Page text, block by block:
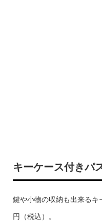
キーケース付きパ
鍵や小物の収納も出来る
円（税込）。